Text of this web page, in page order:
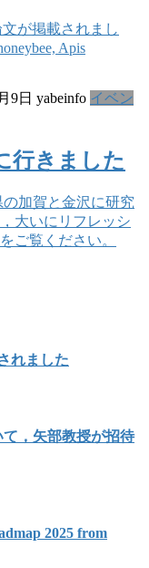
が掲載されまし
Apis
9日 yabeinfo イベン
行きました
加賀と金沢に研究
大いにリフレッシ
ご覧ください。
れました
，矢部教授が招待
2025 from